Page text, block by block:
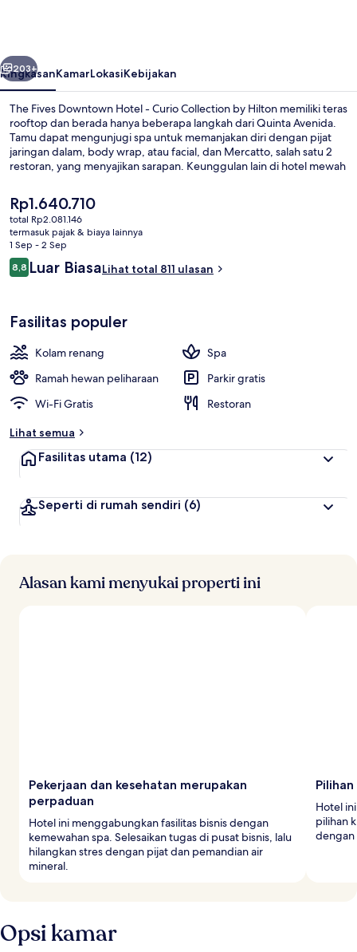
Curio
Collection
by
Hilton
Berikutnya
203+
RingkasanKamarLokasiKebijakan
The Fives Downtown Hotel - Curio Collection by Hilton memiliki teras
rooftop dan berada hanya beberapa langkah dari Quinta Avenida.
Tamu dapat mengunjugi spa untuk memanjakan diri dengan pijat
jaringan dalam, body wrap, atau facial, dan Mercatto, salah satu 2
restoran, yang menyajikan sarapan. Keunggulan lain di hotel mewah
pusat kebugaran 24 jam. Para traveler menyukai staf dan lokasi.
Harga
saat
ini
Rp1.640.710
Rp1.640.710
total Rp2.081.146
termasuk pajak & biaya lainnya
1 Sep - 2 Sep
Ulasan
8,88,8 dari 10
Luar BiasaLihat total 811 ulasan
Fasilitas populer
Kolam renang
Spa
Ramah hewan peliharaan
Parkir gratis
Wi-Fi Gratis
Restoran
Lihat semua
Fasilitas utama (12)
Seperti di rumah sendiri (6)
Alasan kami menyukai properti ini
Pekerjaan dan kesehatan merupakan
perpaduan
Hotel ini menggabungkan fasilitas bisnis dengan
kemewahan spa. Selesaikan tugas di pusat bisnis, lalu
hilangkan stres dengan pijat dan pemandian air
mineral.
Hotel
pilihan
dengan
Opsi kamar